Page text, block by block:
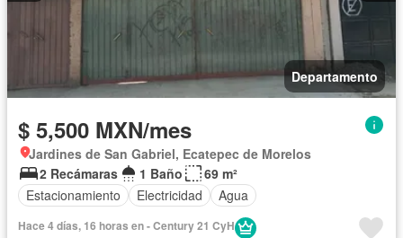
Departamento
$ 5,500 MXN/mes
Jardines de San Gabriel, Ecatepec de Morelos
2 Recámaras
1 Baño
69 m²
Estacionamiento
Electricidad Agua
Hace 4 días, 16 horas en - Century 21 CyH